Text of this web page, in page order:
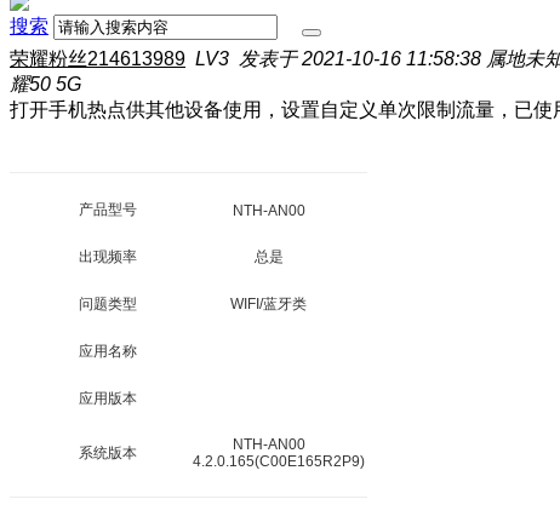
搜索
荣耀粉丝214613989 LV3 发表于 2021-10-16 11:58:38 属地未
耀50 5G
打开手机热点供其他设备使用，设置自定义单次限制流量，已使
产品型号 NTH-AN00
出现频率 总是
问题类型 WIFI/蓝牙类
应用名称
应用版本
系统版本
NTH-AN00
4.2.0.165(C00E165R2P9)